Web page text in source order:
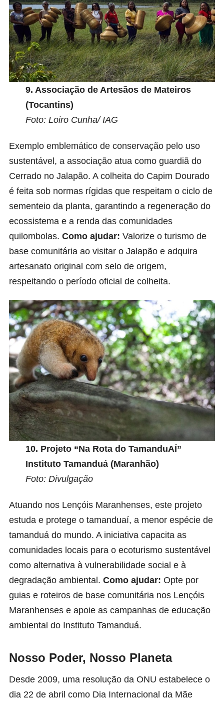
9. Associação de Artesãos de Mateiros
(Tocantins)
Foto: Loiro Cunha/ IAG
Exemplo emblemático de conservação pelo uso
sustentável, a associação atua como guardiã do
Cerrado no Jalapão. A colheita do Capim Dourado
é feita sob normas rígidas que respeitam o ciclo de
sementeio da planta, garantindo a regeneração do
ecossistema e a renda das comunidades
quilombolas. Como ajudar: Valorize o turismo de
base comunitária ao visitar o Jalapão e adquira
artesanato original com selo de origem,
respeitando o período oficial de colheita.
10. Projeto “Na Rota do TamanduAÍ”
Instituto Tamanduá (Maranhão)
Foto: Divulgação
Atuando nos Lençóis Maranhenses, este projeto
estuda e protege o tamanduaí, a menor espécie de
tamanduá do mundo. A iniciativa capacita as
comunidades locais para o ecoturismo sustentável
como alternativa à vulnerabilidade social e à
degradação ambiental. Como ajudar: Opte por
guias e roteiros de base comunitária nos Lençóis
Maranhenses e apoie as campanhas de educação
ambiental do Instituto Tamanduá.
Nosso Poder, Nosso Planeta
Desde 2009, uma resolução da ONU estabelece o
dia 22 de abril como Dia Internacional da Mãe